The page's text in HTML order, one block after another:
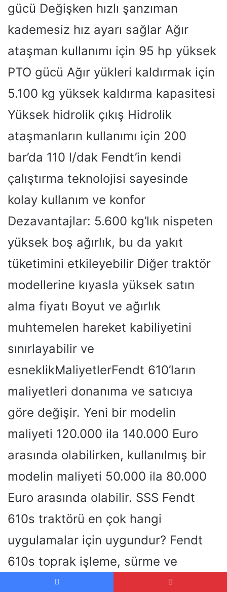
gücü Değişken hızlı şanzıman
kademesiz hız ayarı sağlar Ağır
ataşman kullanımı için 95 hp yüksek
PTO gücü Ağır yükleri kaldırmak için
5.100 kg yüksek kaldırma kapasitesi
Yüksek hidrolik çıkış Hidrolik
ataşmanların kullanımı için 200
bar’da 110 l/dak Fendt’in kendi
çalıştırma teknolojisi sayesinde
kolay kullanım ve konfor
Dezavantajlar: 5.600 kg’lık nispeten
yüksek boş ağırlık, bu da yakıt
tüketimini etkileyebilir Diğer traktör
modellerine kıyasla yüksek satın
alma fiyatı Boyut ve ağırlık
muhtemelen hareket kabiliyetini
sınırlayabilir ve
esneklikMaliyetlerFendt 610’ların
maliyetleri donanıma ve satıcıya
göre değişir. Yeni bir modelin
maliyeti 120.000 ila 140.000 Euro
arasında olabilirken, kullanılmış bir
modelin maliyeti 50.000 ila 80.000
Euro arasında olabilir. SSS Fendt
610s traktörü en çok hangi
uygulamalar için uygundur? Fendt
610s toprak işleme, sürme ve
nakliye gibi çeşitli tarımsal